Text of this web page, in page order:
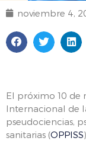
noviembre 4,
El próximo 10 de
Internacional de
pseudociencias,
sanitarias (OPPISS